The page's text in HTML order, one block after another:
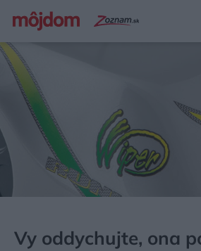
Vy oddychujte, ona